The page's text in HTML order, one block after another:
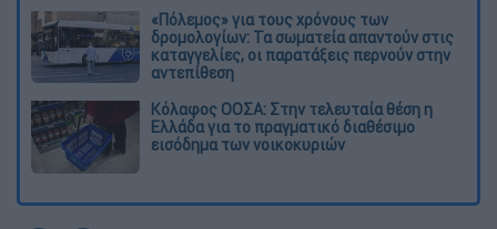
«Πόλεμος» για τους χρόνους των
δρομολογίων: Τα σωματεία απαντούν στις
καταγγελίες, οι παρατάξεις περνούν στην
αντεπίθεση
Κόλαφος ΟΟΣΑ: Στην τελευταία θέση η
Ελλάδα για το πραγματικό διαθέσιμο
εισόδημα των νοικοκυριών